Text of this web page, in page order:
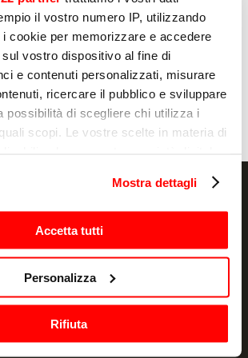
il vostro numero IP, utilizzando
cookie per memorizzare e accedere
vostro dispositivo al fine di
e contenuti personalizzati, misurare
ricercare il pubblico e sviluppare
possibilità di scegliere chi utilizza i
scopi. Le vostre scelte in materia di
il proprio consenso in qualsiasi
sui cookie o facendo clic
della privacy.
informazioni sulla tua posizione
un'approssimazione di qualche
il tuo dispositivo, scansionandolo
Mostra dettagli
Accetta tutti
Personalizza
Rifiuta
PASTAS
35
y novedades, directamente en